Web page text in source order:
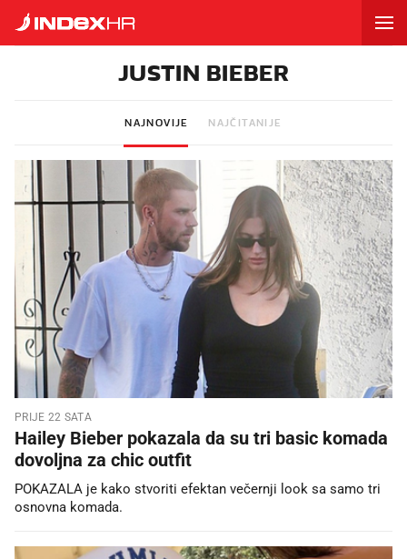
JUSTIN BIEBER
NAJNOVIJE NAJČITANIJE
PRIJE 22 SATA
Hailey Bieber pokazala da su tri basic komada
dovoljna za chic outfit
POKAZALA je kako stvoriti efektan večernji look sa samo tri
osnovna komada.